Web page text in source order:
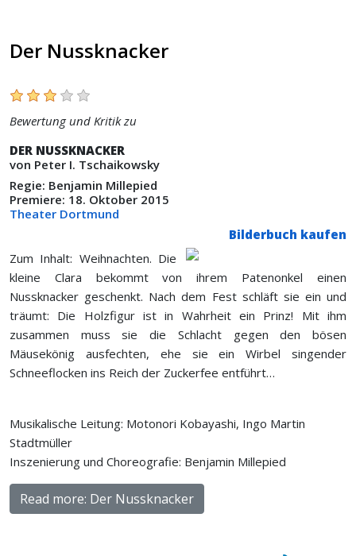
Der Nussknacker
Bewertung und Kritik zu
DER NUSSKNACKER
von Peter I. Tschaikowsky
Regie: Benjamin Millepied
Premiere: 18. Oktober 2015
Theater Dortmund
Bilderbuch kaufen
Zum Inhalt: Weihnachten. Die
kleine Clara bekommt von ihrem Patenonkel einen
Nussknacker geschenkt. Nach dem Fest schläft sie ein und
träumt: Die Holzfigur ist in Wahrheit ein Prinz! Mit ihm
zusammen muss sie die Schlacht gegen den bösen
Mäusekönig ausfechten, ehe sie ein Wirbel singender
Schneeflocken ins Reich der Zuckerfee entführt…
Musikalische Leitung: Motonori Kobayashi, Ingo Martin
Stadtmüller
Inszenierung und Choreografie: Benjamin Millepied
Read more: Der Nussknacker